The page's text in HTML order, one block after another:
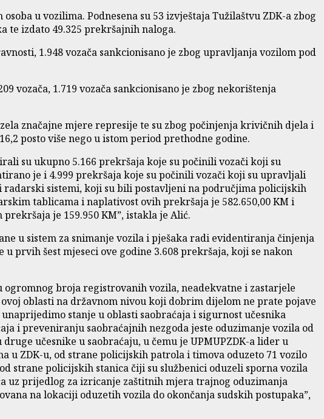
u vozilima. Podnesena su 53 izvještaja Tužilaštvu ZDK-a zbog
te izdato 49.325 prekršajnih naloga.
1.948 vozača sankcionisano je zbog upravljanja vozilom pod
vozača, 1.719 vozača sankcionisano je zbog nekorištenja
značajne mjere represije te su zbog počinjenja krivičnih djela i
posto više nego u istom period prethodne godine.
su ukupno 5.166 prekršaja koje su počinili vozači koji su
je i 4.999 prekršaja koje su počinili vozači koji su upravljali
sistemi, koji su bili postavljeni na područjima policijskih
tablicama i naplativost ovih prekršaja je 582.650,00 KM i
je 159.950 KM”, istakla je Alić.
u sistem za snimanje vozila i pješaka radi evidentiranja činjenja
prvih šest mjeseci ove godine 3.608 prekršaja, koji se nakon
ogromnog broja registrovanih vozila, neadekvatne i zastarjele
oblasti na državnom nivou koji dobrim dijelom ne prate pojave
stanje u oblasti saobraćaja i sigurnost učesnika
i preveniranju saobraćajnih nezgoda jeste oduzimanje vozila od
učesnike u saobraćaju, u čemu je UPMUPZDK-a lider u
u ZDK-u, od strane policijskih patrola i timova oduzeto 71 vozilo
strane policijskih stanica čiji su službenici oduzeli sporna vozila
uz prijedlog za izricanje zaštitnih mjera trajnog oduzimanja
na lokaciji oduzetih vozila do okončanja sudskih postupaka”,